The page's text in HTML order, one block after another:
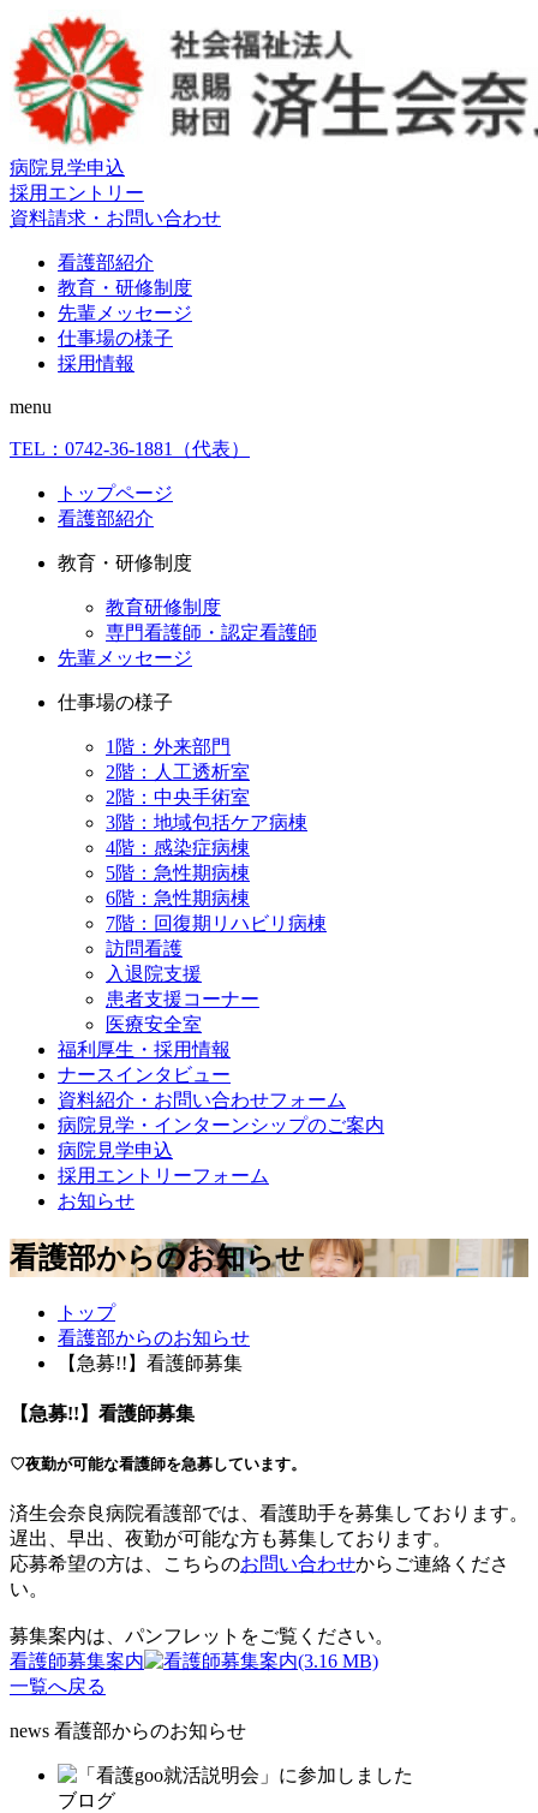
病院見学申込
採用エントリー
資料請求・お問い合わせ
看護部紹介
教育・研修制度
先輩メッセージ
仕事場の様子
採用情報
menu
TEL： 0742-36-1881 （代表）
トップページ
看護部紹介
教育・研修制度
教育研修制度
専門看護師・認定看護師
先輩メッセージ
仕事場の様子
1階：外来部門
2階：人工透析室
2階：中央手術室
3階：地域包括ケア病棟
4階：感染症病棟
5階：急性期病棟
6階：急性期病棟
7階：回復期リハビリ病棟
訪問看護
入退院支援
患者支援コーナー
医療安全室
福利厚生・採用情報
ナースインタビュー
資料紹介・お問い合わせフォーム
病院見学・インターンシップのご案内
病院見学申込
採用エントリーフォーム
お知らせ
看護部からのお知らせ
トップ
看護部からのお知らせ
【急募!!】看護師募集
【急募!!】看護師募集
♡夜勤が可能な看護師を急募しています。
済生会奈良病院看護部では、看護助手を募集しております。
遅出、早出、夜勤が可能な方も募集しております。
応募希望の方は、こちらのお問い合わせからご連絡くださ
い。
募集案内は、パンフレットをご覧ください。
看護師募集案内
(3.16 MB)
一覧へ戻る
news 看護部からのお知らせ
ブログ